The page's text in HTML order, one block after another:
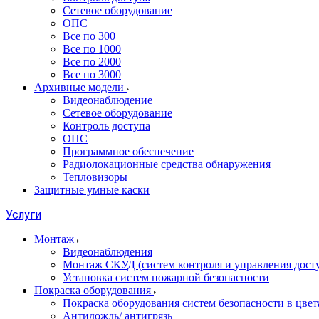
Сетевое оборудование
ОПС
Все по 300
Все по 1000
Все по 2000
Все по 3000
Архивные модели
Видеонаблюдение
Сетевое оборудование
Контроль доступа
ОПС
Программное обеспечение
Радиолокационные средства обнаружения
Тепловизоры
Защитные умные каски
Услуги
Монтаж
Видеонаблюдения
Монтаж СКУД (систем контроля и управления
Установка систем пожарной безопасности
Покраска оборудования
Покраска оборудования систем безопасности в
Антидождь/ антигрязь